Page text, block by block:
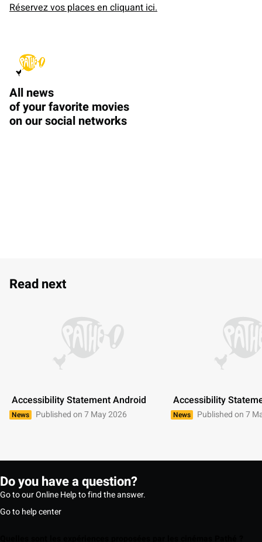
Réservez vos places en cliquant ici.
All news
of your favorite movies
on our social networks
Read next
Accessibility Statement Android
News Published on 7 May 2026
Accessibility
News Published on 7
Do you have a question?
Go to our Online Help to find the answer.
Go to help center